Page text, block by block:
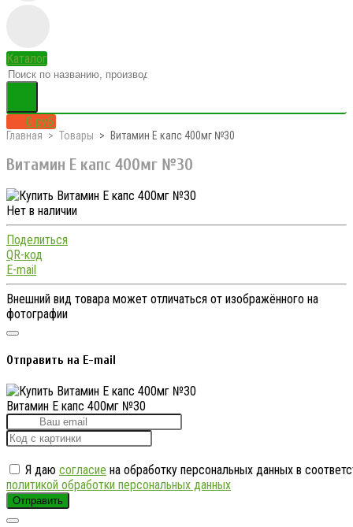
Каталог
0 руб.
Главная Товары Витамин Е капс 400мг №30
Витамин Е капс 400мг №30
Нет в наличии
Поделиться
QR-код
E-mail
Внешний вид товара может отличаться от изображённого на
фотографии
Отправить на E-mail
Витамин Е капс 400мг №30
Я даю согласие на обработку персональных данных в
политикой обработки персональных данных
Отправить